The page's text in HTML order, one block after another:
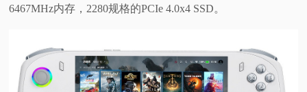
6467MHz内存，2280规格的PCIe 4.0x4 SSD。